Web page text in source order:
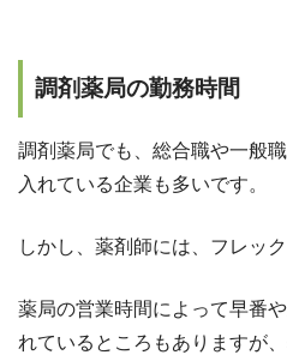
調剤薬局の勤務時間
調剤薬局でも、総合職や一般
入れている企業も多いです。
しかし、薬剤師には、フレッ
薬局の営業時間によって早番
れているところもありますが、